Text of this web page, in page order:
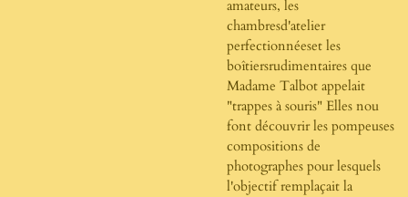
amateurs, les
chambresd'atelier
perfectionnéeset les
boîtiersrudimentaires que
Madame Talbot appelait
"trappes à souris" Elles nou
font découvrir les pompeuses
compositions de
photographes pour lesquels
l'objectif remplaçait la